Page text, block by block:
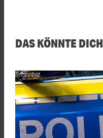
DAS KÖNNTE
Symbolbild